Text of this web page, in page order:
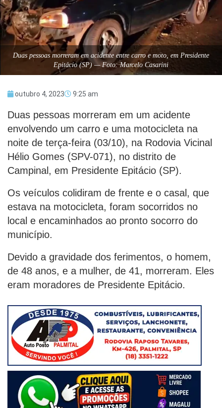
Duas pessoas morreram em acidente entre carro e moto, em Presidente
Epitácio (SP) — Foto: Marcelo Casarini
outubro 4, 2023 9:25 am
Duas pessoas morreram em um acidente
envolvendo um carro e uma motocicleta na
noite de terça-feira (03/10), na Rodovia Vicinal
Hélio Gomes (SPV-071), no distrito de
Campinal, em Presidente Epitácio (SP).
Os veículos colidiram de frente e o casal, que
estava na motocicleta, foram socorridos no
local e encaminhados ao pronto socorro do
município.
Devido a gravidade dos ferimentos, o homem,
de 48 anos, e a mulher, de 41, morreram. Eles
eram moradores de Presidente Epitácio.